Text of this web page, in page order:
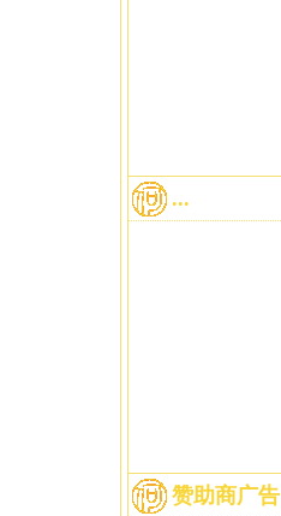
...
赞助商广告